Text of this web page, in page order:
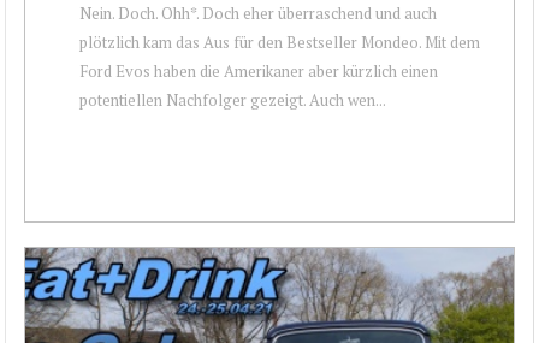
Nein. Doch. Ohh*. Doch eher überraschend und auch
plötzlich kam das Aus für den Bestseller Mondeo. Mit dem
Ford Evos haben die Amerikaner aber kürzlich einen
potentiellen Nachfolger gezeigt. Auch wen...